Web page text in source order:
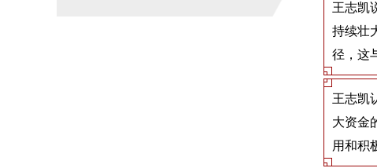
王志凯
持续壮
径，这
王志凯
大资金
用和积